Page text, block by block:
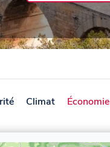
Climat Économie